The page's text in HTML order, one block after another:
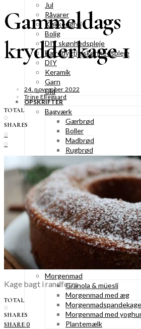
Jul
Råvarer
Køkkengrej
Bolig
DIY skønhedspleje
Bæredygtig skønhedspleje
DIY
Keramik
Garn
Uld
OPSKRIFTER
Bagværk
Gærbrød
Boller
Madbrød
Rugbrød
Kiks & knækbrød
Kager
Æblekager
Skærekager
Søde tærter
Muffins & cupcakes
Gærkager &
Konditorkager
Marengskager
Småkager & cookies
Vafler & pandekager
Fastelavnsboller
Morgenmad
Granola & müesli
Morgenmad med æg
Morgenmad med
Plantemælk
Gammeldags
krydderkage 1
24. november 2022
Trine Ellegaard
TOTAL
0
SHARES
0
0
Kage bagt i randform
TOTAL
0
SHARES
SHARE 0